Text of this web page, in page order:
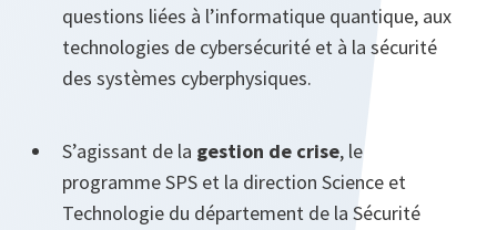
questions liées à l’informatique quantique, aux
technologies de cybersécurité et à la sécurité
des systèmes cyberphysiques.
S’agissant de la gestion de crise, le
programme SPS et la direction Science et
Technologie du département de la Sécurité